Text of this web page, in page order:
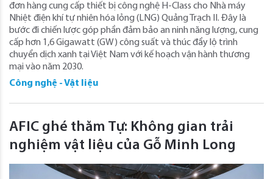
đơn hàng cung cấp thiết bị công nghệ H-Class cho Nhà máy
Nhiệt điện khí tự nhiên hóa lỏng (LNG) Quảng Trạch II. Đây là
bước đi chiến lược góp phần đảm bảo an ninh năng lượng, cung
cấp hơn 1,6 Gigawatt (GW) công suất và thúc đẩy lộ trình
chuyển dịch xanh tại Việt Nam với kế hoạch vận hành thương
mại vào năm 2030.
Công nghệ - Vật liệu
AFIC ghé thăm Tự: Không gian trải
nghiệm vật liệu của Gỗ Minh Long